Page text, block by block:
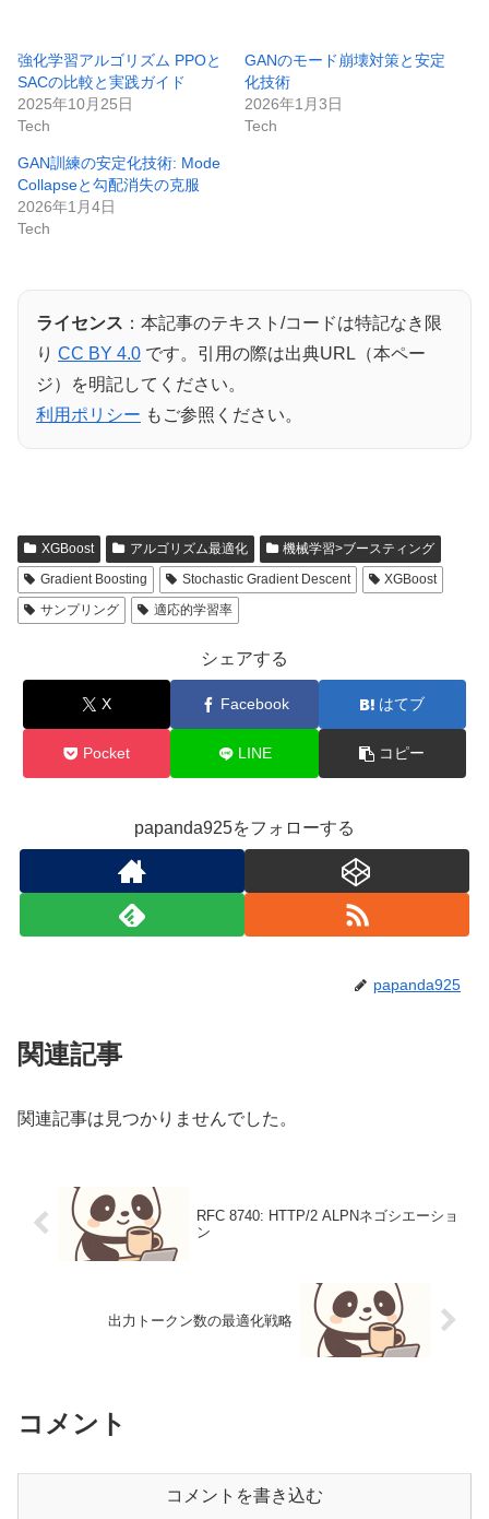
強化学習アルゴリズム PPOと
SACの比較と実践ガイド
2025年10月25日
Tech
GANのモード崩壊対策と安定
化技術
2026年1月3日
Tech
GAN訓練の安定化技術: Mode
Collapseと勾配消失の克服
2026年1月4日
Tech
ライセンス ：本記事のテキスト/コードは特記なき限
り CC BY 4.0 です。引用の際は出典URL（本ペー
ジ）を明記してください。
利用ポリシー もご参照ください。
XGBoost アルゴリズム最適化
機械学習>ブースティング
Gradient Boosting
Stochastic Gradient Descent
XGBoost
サンプリング
適応的学習率
シェアする
X Facebook はてブ
Pocket LINE コピー
papanda925をフォローする
papanda925
関連記事
関連記事は見つかりませんでした。
RFC 8740: HTTP/2 ALPNネゴシエーショ
ン
出力トークン数の最適化戦略
コメント
コメントを書き込む